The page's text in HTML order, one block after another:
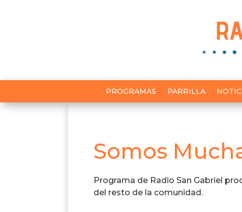
PROGRAMAS PARRILLA
Somos
Programa de Radio San Gabriel
del resto de la comunidad.